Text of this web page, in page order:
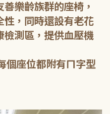
善樂齡族群的座椅，
性，同時還設有老花
檢測區，提供血壓機
個座位都附有ㄇ字型